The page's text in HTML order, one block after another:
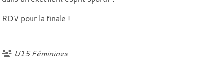
RDV pour la finale !
U15 Féminines